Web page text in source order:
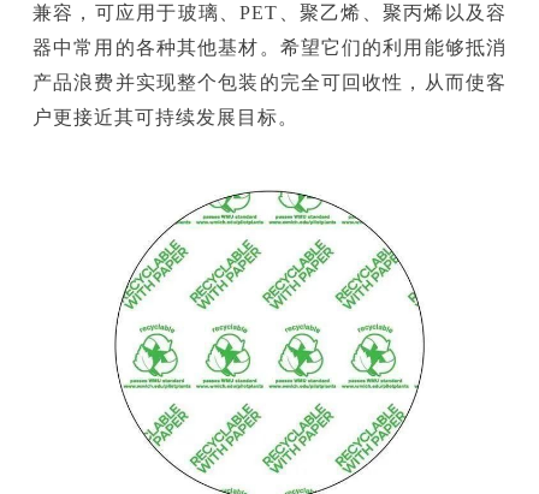
兼容，可应用于玻璃、PET、聚乙烯、聚丙烯以及容
器中常用的各种其他基材。希望它们的利用能够抵消
产品浪费并实现整个包装的完全可回收性，从而使客
户更接近其可持续发展目标。